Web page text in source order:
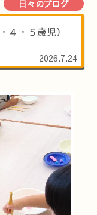
日々のブログ
・５歳児）
2026.7.24